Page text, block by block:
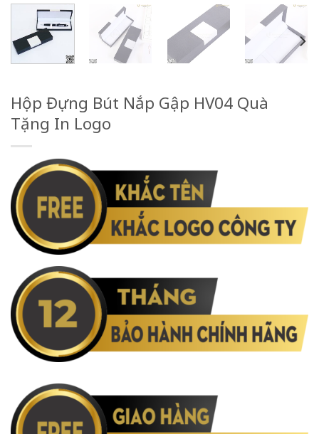
Hộp Đựng Bút Nắp Gập HV04 Quà
Tặng In Logo